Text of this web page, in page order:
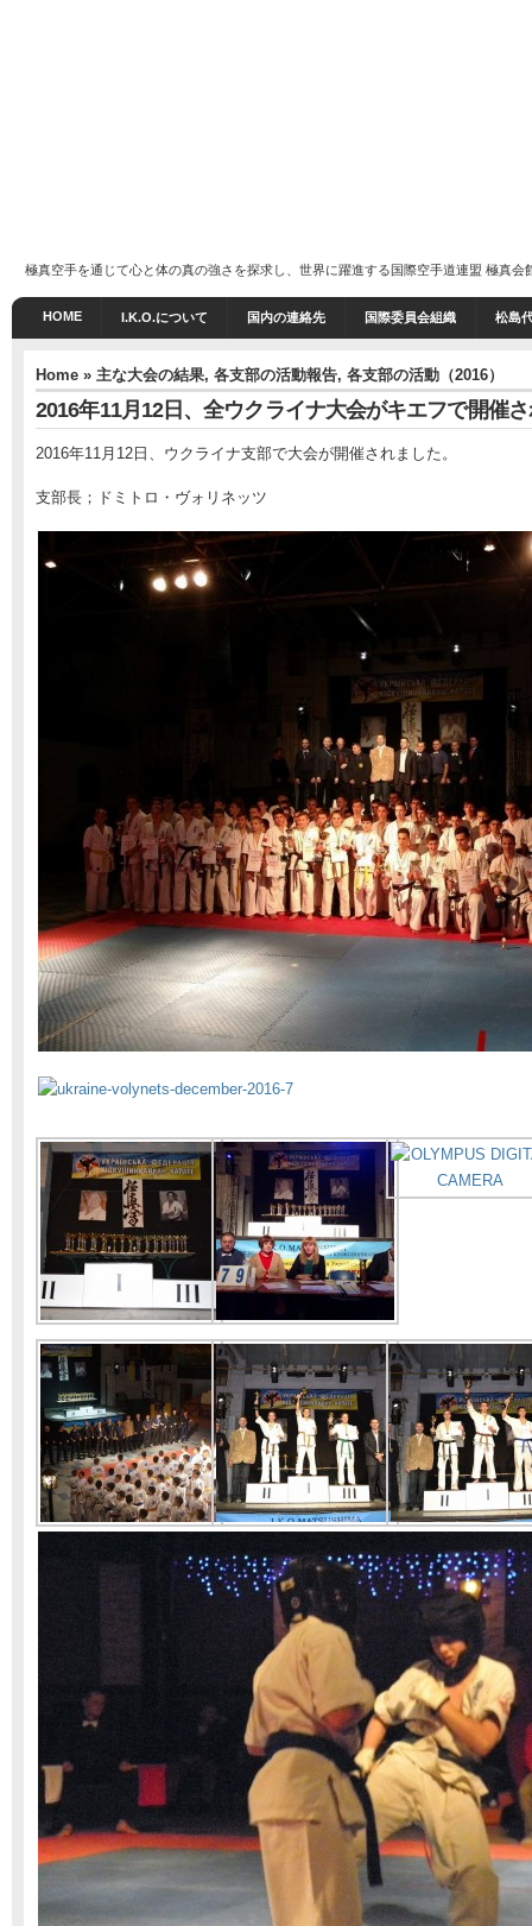
極真空手を通じて心と体の真の強さを探求し、世界に躍進する国際空手道連盟 極真
HOME I.K.O.について 国内の連絡先 国際委員会組織 松島
Home » 主な大会の結果, 各支部の活動報告, 各支部の活動（2016）
2016年11月12日、全ウクライナ大会がキエフで開催
2016年11月12日、ウクライナ支部で大会が開催されました。
支部長；ドミトロ・ヴォリネッツ